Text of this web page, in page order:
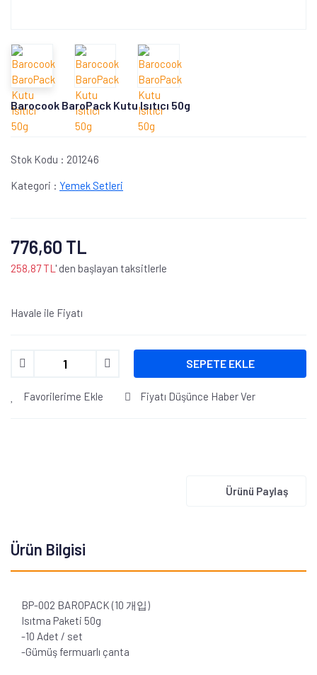
Barocook BaroPack Kutu Isıtıcı 50g
Stok Kodu : 201246
Kategori : Yemek Setleri
776,60 TL
258,87 TL ' den başlayan taksitlerle
Havale ile Fiyatı
SEPETE EKLE
Favorilerime Ekle Fiyatı Düşünce Haber Ver
Ürünü Paylaş
Ürün Bilgisi
BP-002 BAROPACK (10 개입)
Isıtma Paketi 50g
-10 Adet / set
-Gümüş fermuarlı çanta